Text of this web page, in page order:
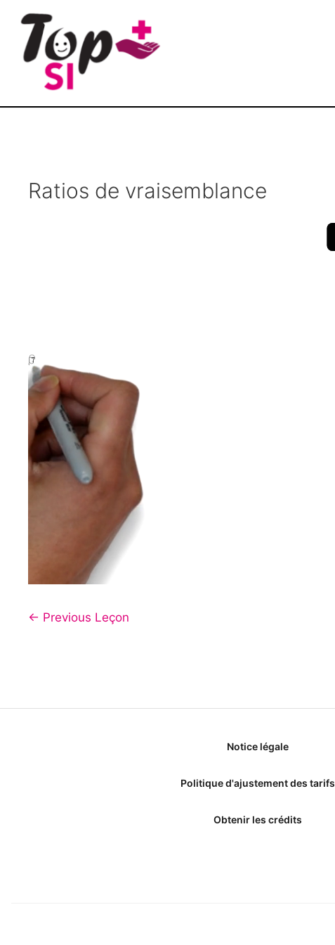
Ratios de vraisemblance
← Previous Leçon
Notice légale
Politique d'ajustement des tarifs
Obtenir les crédits